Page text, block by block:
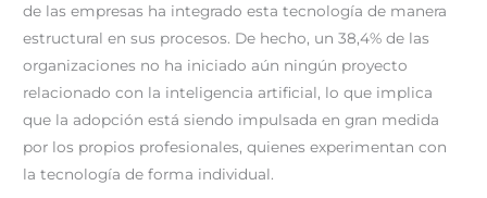
de las empresas ha integrado esta tecnología de manera
estructural en sus procesos. De hecho, un 38,4% de las
organizaciones no ha iniciado aún ningún proyecto
relacionado con la inteligencia artificial, lo que implica
que la adopción está siendo impulsada en gran medida
por los propios profesionales, quienes experimentan con
la tecnología de forma individual.